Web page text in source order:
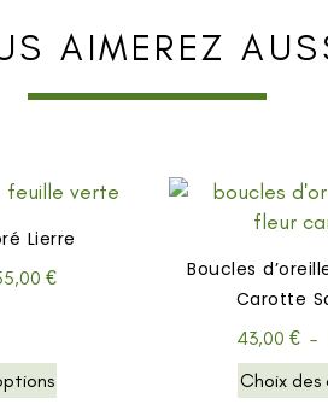
AIMEREZ
Lierre
€
Boucles
Carotte
43,00€ –
Choix des